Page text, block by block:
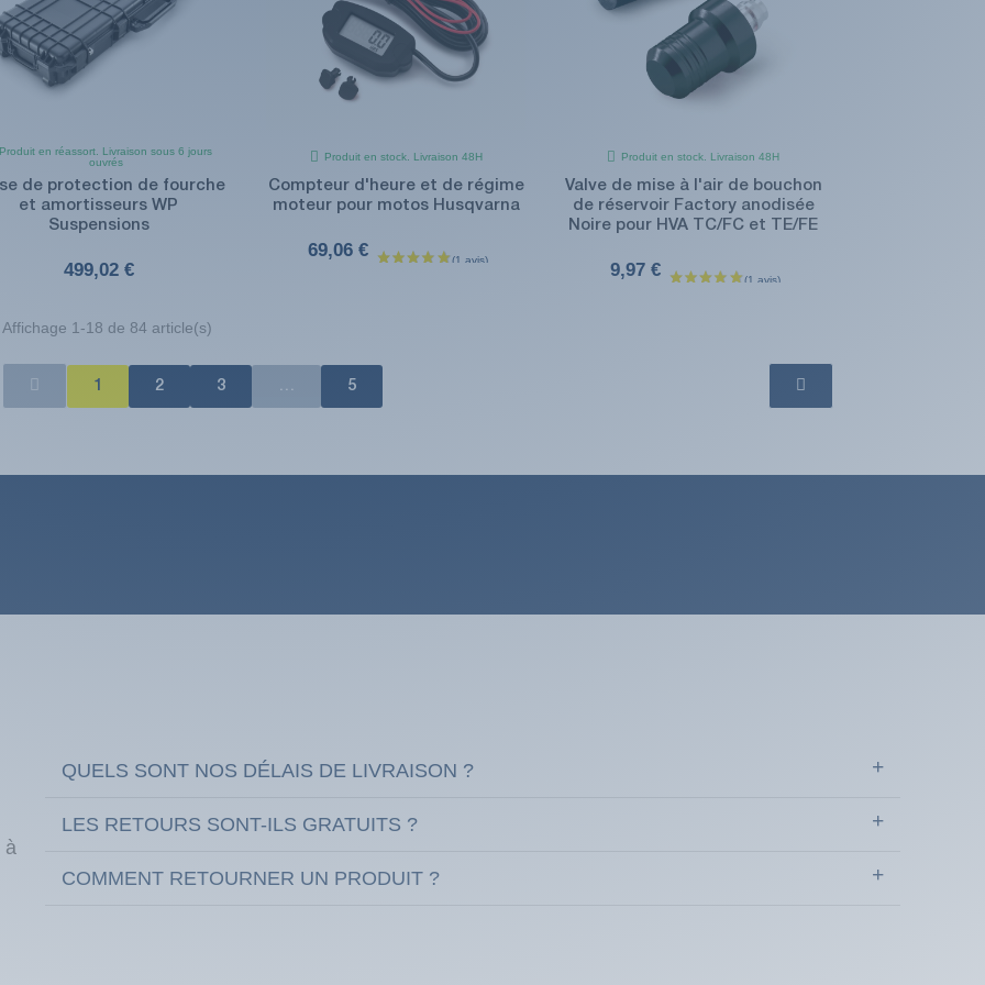
Produit en réassort. Livraison sous 6 jours
ouvrés
de protection de fourche
et amortisseurs WP
Suspensions
499,02 €
Produit en stock. Livraison 48H
Compteur d'heure et de régime
moteur pour motos Husqvarna
69,06 €
Produit en stock. Livraison 48H
Valve de mise à l'air de bouchon
de réservoir Factory anodisée
Noire pour HVA TC/FC et TE/FE
9,97 €
Affichage 1-18 de 84 article(s)
1 2 3 … 5
à
QUELS SONT NOS DÉLAIS DE LIVRAISON ?
LES RETOURS SONT-ILS GRATUITS ?
COMMENT RETOURNER UN PRODUIT ?